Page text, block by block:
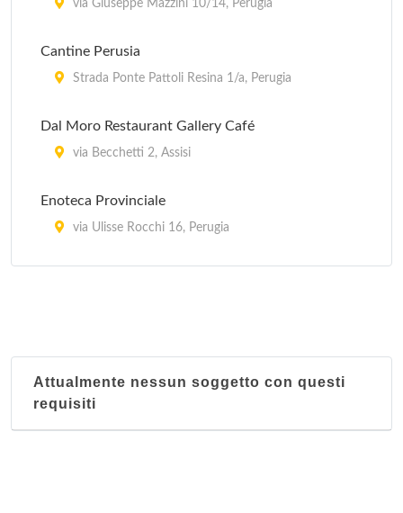
via Giuseppe Mazzini 10/14, Perugia
Cantine Perusia
Strada Ponte Pattoli Resina 1/a, Perugia
Dal Moro Restaurant Gallery Café
via Becchetti 2, Assisi
Enoteca Provinciale
via Ulisse Rocchi 16, Perugia
via Borgo San Pietro 18/b, Assisi
Attualmente nessun soggetto con questi
requisiti